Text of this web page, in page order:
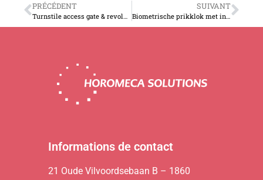
PRÉCÉDENT
Turnstile access gate & revolving doors
SUIVANT
Biometrische prikklok met ingebouwde software
Informations de contact
21 Oude Vilvoordsebaan B – 1860